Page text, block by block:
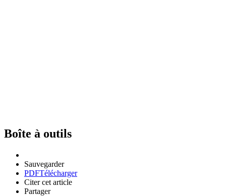
Boîte à outils
Sauvegarder
PDFTélécharger
Citer cet article
Partager